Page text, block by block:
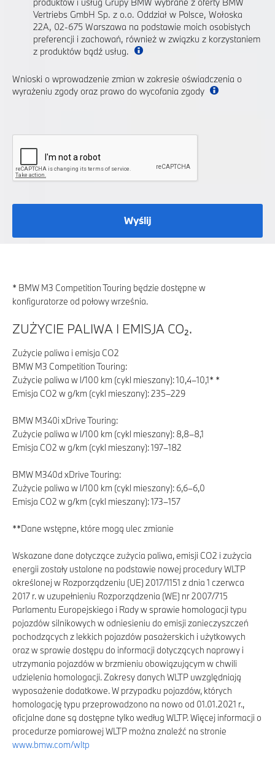
Vertriebs GmbH Sp. z o.o. Oddział w Polsce, Wołoska
22A, 02-675 Warszawa na podstawie moich osobistych
preferencji i zachowań, również w związku z korzystaniem
z produktów bądź usług.
Wnioski o wprowadzenie zmian w zakresie oświadczenia o
wyrażeniu zgody oraz prawo do wycofania zgody
Wyślij
* BMW M3 Competition Touring będzie dostępne w
konfiguratorze od połowy września.
ZUŻYCIE PALIWA I EMISJA CO₂.
Zużycie paliwa i emisja CO2
BMW M3 Competition Touring:
Zużycie paliwa w l/100 km (cykl mieszany): 10,4–10,1* *
Emisja CO2 w g/km (cykl mieszany): 235–229
BMW M340i xDrive Touring:
Zużycie paliwa w l/100 km (cykl mieszany): 8,8–8,1
Emisja CO2 w g/km (cykl mieszany): 197–182
BMW M340d xDrive Touring:
Zużycie paliwa w l/100 km (cykl mieszany): 6,6–6,0
Emisja CO2 w g/km (cykl mieszany): 173–157
**Dane wstępne, które mogą ulec zmianie
Wskazane dane dotyczące zużycia paliwa, emisji CO2 i zużycia
energii zostały ustalone na podstawie nowej procedury WLTP
określonej w Rozporządzeniu (UE) 2017/1151 z dnia 1 czerwca
2017 r. w uzupełnieniu Rozporządzenia (WE) nr 2007/715
Parlamentu Europejskiego i Rady w sprawie homologacji typu
pojazdów silnikowych w odniesieniu do emisji zanieczyszczeń
pochodzących z lekkich pojazdów pasażerskich i użytkowych
oraz w sprawie dostępu do informacji dotyczących naprawy i
utrzymania pojazdów w brzmieniu obowiązującym w chwili
udzielenia homologacji. Zakresy danych WLTP uwzględniają
wyposażenie dodatkowe. W przypadku pojazdów, których
homologację typu przeprowadzono na nowo od 01.01.2021 r.,
oficjalne dane są dostępne tylko według WLTP. Więcej informacji o
procedurze pomiarowej WLTP można znaleźć na stronie
www.bmw.com/wltp